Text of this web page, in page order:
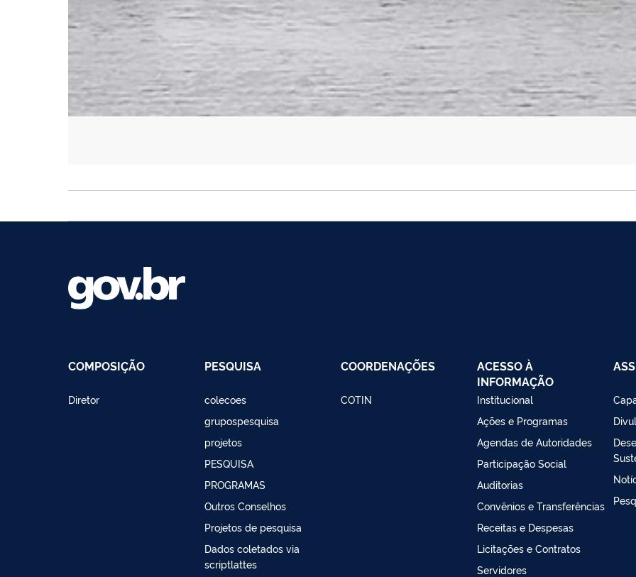
COMPOSIÇÃO
Diretor
PESQUISA
colecoes
grupospesquisa
projetos
PESQUISA
PROGRAMAS
Outros Conselhos
Projetos de pesquisa
Dados coletados via
scriptlattes
COORDENAÇÕES
COTIN
ACESSO À
INFORMAÇÃO
Institucional
Ações e Programas
Agendas de Autoridades
Participação Social
Auditorias
Convênios e Transferências
Receitas e Despesas
Licitações e Contratos
Servidores